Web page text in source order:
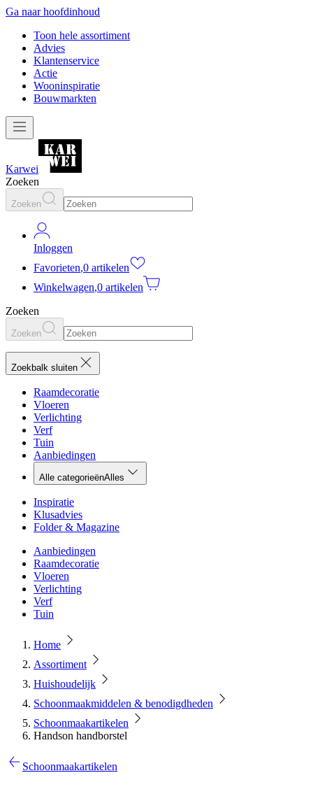
Ga naar hoofdinhoud
Toon hele assortiment
Advies
Klantenservice
Actie
Wooninspiratie
Bouwmarkten
Karwei
Zoeken
Zoeken
Inloggen
Favorieten,0 artikelen
Winkelwagen,0 artikelen
Zoeken
Zoeken
Zoekbalk sluiten
Raamdecoratie
Vloeren
Verlichting
Verf
Tuin
Aanbiedingen
Alle categorieënAlles
Inspiratie
Klusadvies
Folder & Magazine
Aanbiedingen
Raamdecoratie
Vloeren
Verlichting
Verf
Tuin
Home
Assortiment
Huishoudelijk
Schoonmaakmiddelen & benodigdheden
Schoonmaakartikelen
Handson handborstel
Schoonmaakartikelen